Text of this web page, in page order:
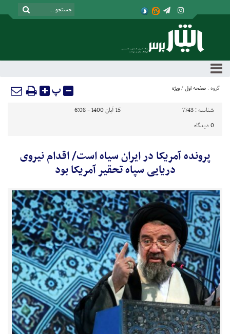
گروه : صفحه اول / ویژه پ
شناسه : 7743
15 آبان 1400 - 6:08
0 دیدگاه
پرونده آمریکا در ایران سیاه است/ اقدام نیروی
دریایی سپاه تحقیر آمریکا بود